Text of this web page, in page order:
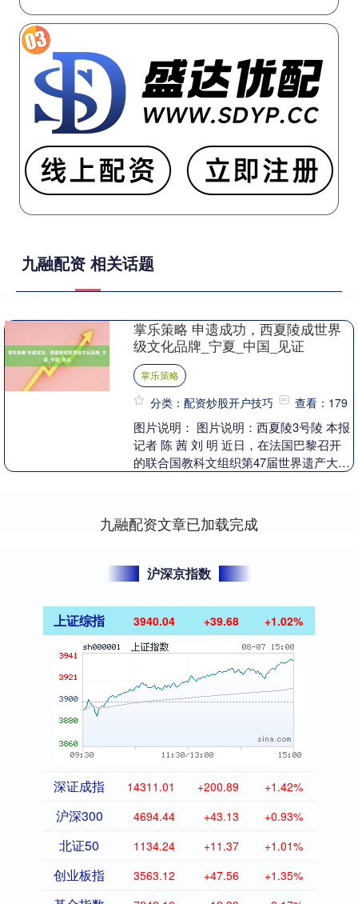
九融配资 相关话题
掌乐策略 申遗成功，西夏陵成世界
级文化品牌_宁夏_中国_见证
掌乐策略
分类：配资炒股开户技巧 查看：179
图片说明： 图片说明：西夏陵3号陵 本报
记者 陈 茜 刘 明 近日，在法国巴黎召开
的联合国教科文组织第47届世界遗产大会
九融配资文章已加载完成
沪深京指数
上证综指 3940.04 +39.68 +1.02%
深证成指 14311.01 +200.89 +1.42%
沪深300 4694.44 +43.13 +0.93%
北证50 1134.24 +11.37 +1.01%
创业板指 3563.12 +47.56 +1.35%